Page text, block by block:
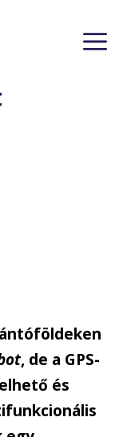
, de a GPS-
és